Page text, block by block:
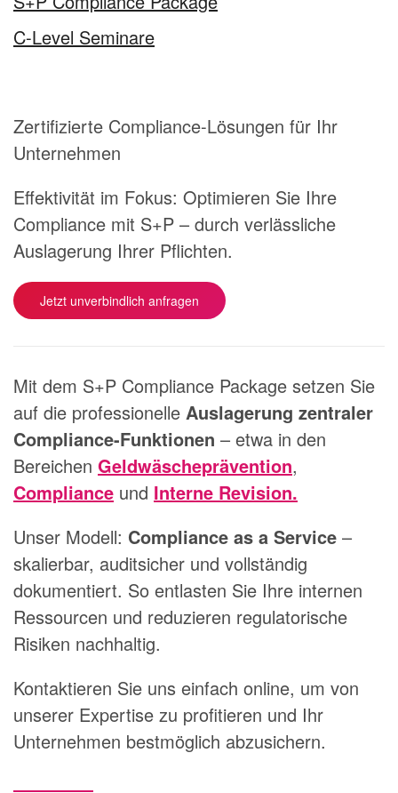
C-Level Seminare
Zertifizierte Compliance-Lösungen für Ihr
Unternehmen
Effektivität im Fokus: Optimieren Sie Ihre
Compliance mit S+P – durch verlässliche
Auslagerung Ihrer Pflichten.
Jetzt unverbindlich anfragen
Mit dem S+P Compliance Package setzen Sie
auf die professionelle Auslagerung zentraler
Compliance-Funktionen – etwa in den
Bereichen Geldwäscheprävention,
Compliance und Interne Revision.
Unser Modell: Compliance as a Service –
skalierbar, auditsicher und vollständig
dokumentiert. So entlasten Sie Ihre internen
Ressourcen und reduzieren regulatorische
Risiken nachhaltig.
Kontaktieren Sie uns einfach online, um von
unserer Expertise zu profitieren und Ihr
Unternehmen bestmöglich abzusichern.